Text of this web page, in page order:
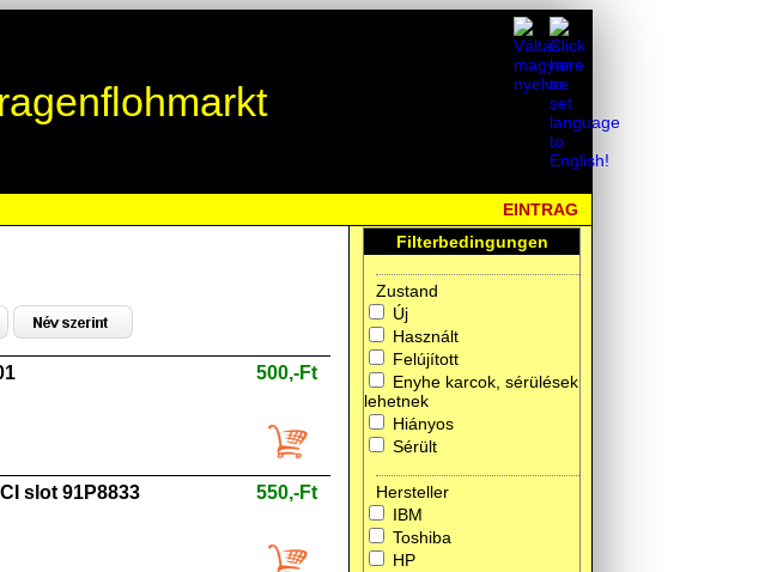
EINTRAG
500,-Ft
slot 91P8833 550,-Ft
Filterbedingungen
Zustand
Új
Használt
Felújított
Enyhe karcok, sérülések
lehetnek
Hiányos
Sérült
Hersteller
IBM
Toshiba
HP